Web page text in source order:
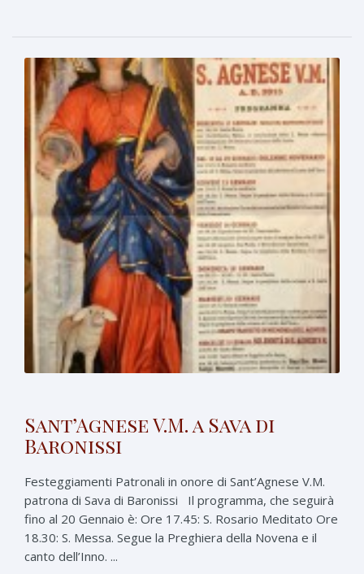
Sant’Agnese V.M. a Sava di
Baronissi
Festeggiamenti Patronali in onore di Sant’Agnese V.M.
patrona di Sava di Baronissi Il programma, che seguirà
fino al 20 Gennaio è: Ore 17.45: S. Rosario Meditato Ore
18.30: S. Messa. Segue la Preghiera della Novena e il
canto dell’Inno. ...